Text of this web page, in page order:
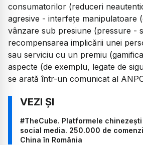
consumatorilor (reduceri
agresive - interfeţe manipulatoare
vânzare sub presiune (pressure -
recompensarea implicării unei
sau serviciu cu un premiu
aspecte (de exemplu, legate de
se arată într-un comunicat al
#TheCube. Platformele
social media. 250.000 de
China în România